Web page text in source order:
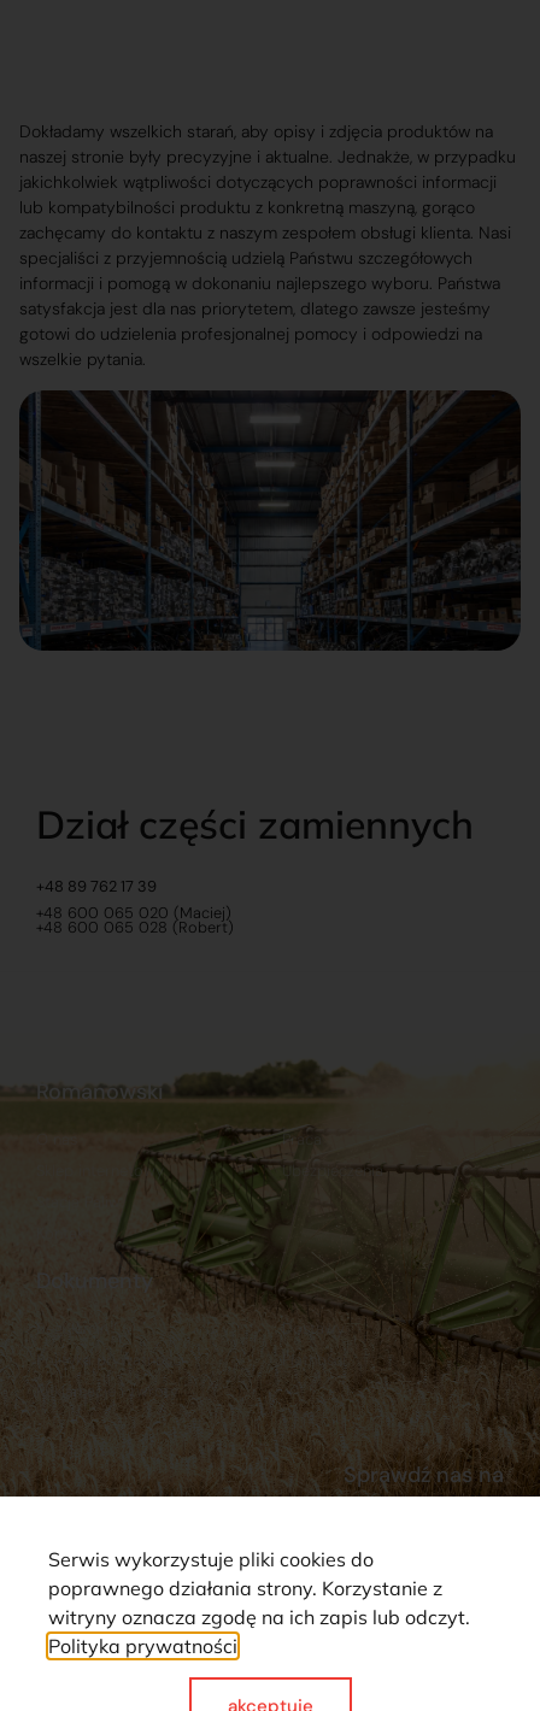
Dokładamy wszelkich starań, aby opisy i zdjęcia produktów na
naszej stronie były precyzyjne i aktualne. Jednakże, w przypadku
jakichkolwiek wątpliwości dotyczących poprawności informacji
lub kompatybilności produktu z konkretną maszyną, gorąco
zachęcamy do kontaktu z naszym zespołem obsługi klienta. Nasi
specjaliści z przyjemnością udzielą Państwu szczegółowych
informacji i pomogą w dokonaniu najlepszego wyboru. Państwa
satysfakcja jest dla nas priorytetem, dlatego zawsze jesteśmy
gotowi do udzielenia profesjonalnej pomocy i odpowiedzi na
wszelkie pytania.
Dział części zamiennych
+48 89 762 17 39
+48 600 065 020 (Maciej)
+48 600 065 028 (Robert)
Dokumenty
Regulamin
Polityka prywatności
Reklamacje i zwroty
Dostawy
Płatności
Romanowski
Sklep internetowy
Praca
Ubezpieczenia
Sprawdź nas na
Strona wykorzystuje pliki cookie. Wszystkie prawa zastrzeżone ©
Serwis wykorzystuje pliki cookies do
poprawnego działania strony. Korzystanie z
witryny oznacza zgodę na ich zapis lub odczyt.
Polityka prywatności
akceptuje